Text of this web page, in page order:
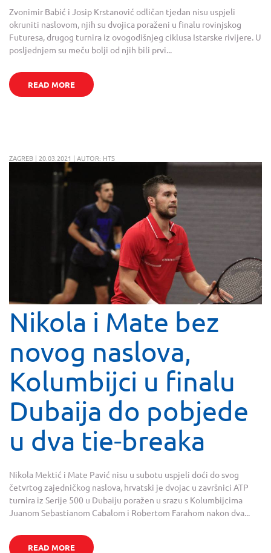
Zvonimir Babić i Josip Krstanović odličan tjedan nisu uspjeli
okruniti naslovom, njih su dvojica poraženi u finalu rovinjskog
Futuresa, drugog turnira iz ovogodišnjeg ciklusa Istarske rivijere. U
posljednjem su meču bolji od njih bili prvi...
READ MORE
ZAGREB | 20.03.2021 | AUTOR: HTS
Nikola i Mate bez
novog naslova,
Kolumbijci u finalu
Dubaija do pobjede
u dva tie-breaka
Nikola Mektić i Mate Pavić nisu u subotu uspjeli doći do svog
četvrtog zajedničkog naslova, hrvatski je dvojac u završnici ATP
turnira iz Serije 500 u Dubaiju poražen u srazu s Kolumbijcima
Juanom Sebastianom Cabalom i Robertom Farahom nakon dva...
READ MORE